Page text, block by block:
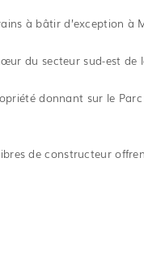
à bâtir d’exception à
du secteur sud-est de
donnant sur le
de constructeur